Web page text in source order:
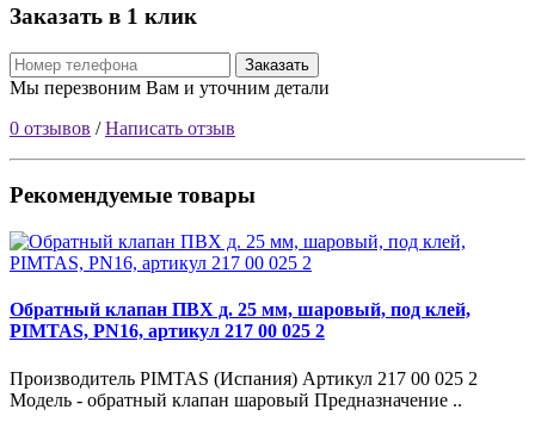
Заказать в 1 клик
Заказать
Мы перезвоним Вам и уточним детали
0 отзывов /Написать отзыв
Рекомендуемые товары
Обратный клапан ПВХ д. 25 мм, шаровый, под клей,
PIMTAS, PN16, артикул 217 00 025 2
Производитель PIMTAS (Испания) Артикул 217 00 025 2
Модель - обратный клапан шаровый Предназначение ..